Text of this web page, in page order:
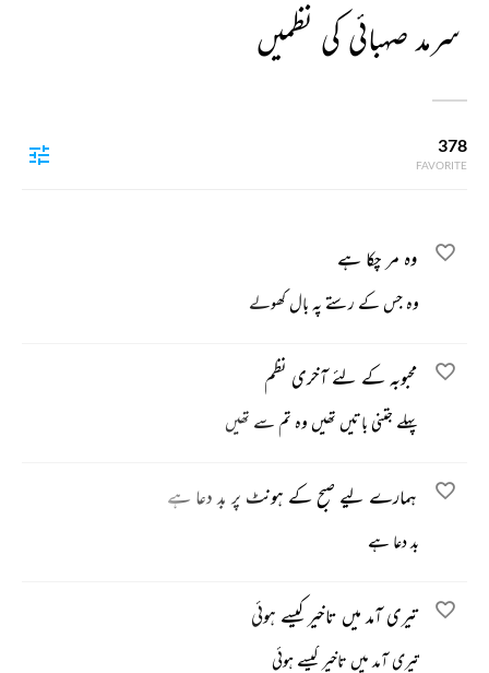
سرمد صہبائی کی نظمیں
378
FAVORITE
وہ مر چکا ہے
وہ جس کے رستے پہ بال کھولے
محبوبہ کے لئے آخری نظم
پہلے جتنی باتیں تھیں وہ تم سے تھیں
ہمارے لیے صبح کے ہونٹ پر بد دعا ہے
بد دعا ہے
تیری آمد میں تاخیر کیسے ہوئی
تیری آمد میں تاخیر کیسے ہوئی